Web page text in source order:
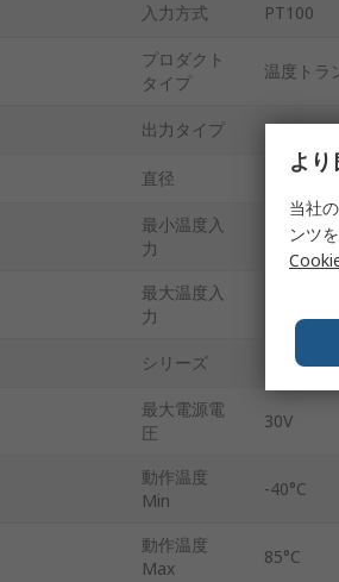
入力方式 PT100
プロダクト
タイプ
温度トラ
出力タイプ 4 ～ 20
直径 44mm
最小温度入
力
-220°C
最大温度入
力
シリーズ TIXO
最大電源電
圧
30V
動作温度
Min
-40°C
動作温度
Max
85°C
よ
当社
ンツ